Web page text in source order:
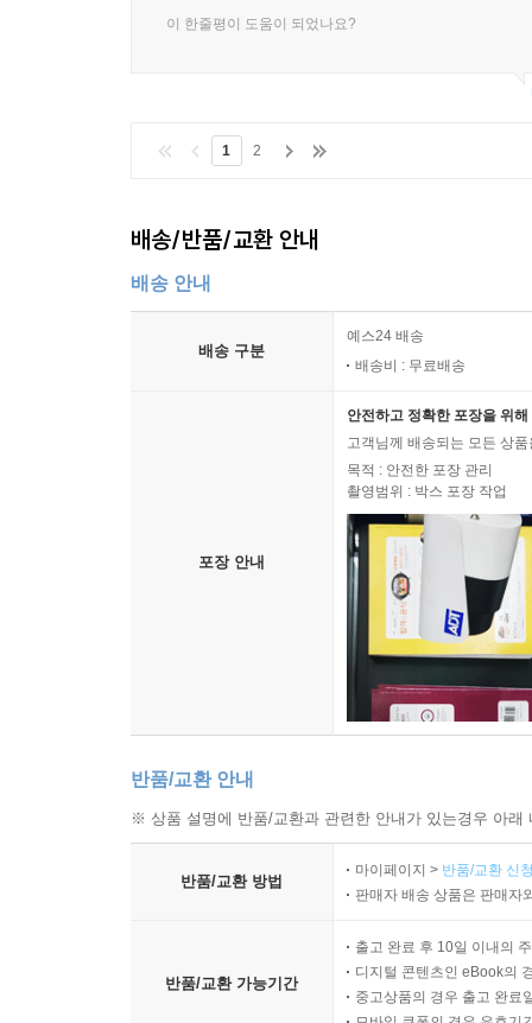
1. 보안 그룹과 네트워크 ACL
1.1 접근 제어
2. VPC 플로우 로그
2.1 VPC 플로우 로그 소개
2.2 VPC 플로우 로그 사용 권한
3. [실습 7-1] 보안 그룹과 네트워크ACL 차이와
네트워크 ACL 을 통한 접근 제어
4.1 VPC 트래픽 미러링 개요
4.2 VPC 트래픽 미러링 동작 및 제약 사항
AWS WAF 생성 및 배포
웹 취약점 공격 검증
이 한줄평이 도움이 되었나요?
1 2
배송/반품/교환 안내
배송 안내
배송 구분
예스24 배송
배송비 : 무료배송
포장 안내
안전하고 정확한 포장을 위
고객님께 배송되는 모든 상
목적 : 안전한 포장 관리
촬영범위 : 박스 포장 작업
반품/교환 안내
※ 상품 설명에 반품/교환과 관련한 안내가 있는경우 아
반품/교환 방법
마이페이지 > 반품/교환 신
판매자 배송 상품은 판매자
반품/교환 가능기간
출고 완료 후 10일 이내의
디지털 콘텐츠인 eBook의
중고상품의 경우 출고 완료